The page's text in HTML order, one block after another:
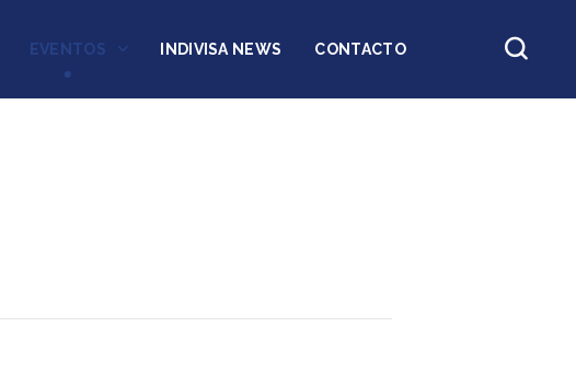
EVENTOS INDIVISA NEWS CONTACTO